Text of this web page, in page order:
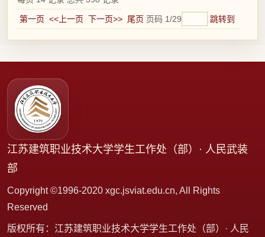
第一页 <<上一页 下一页>> 尾页 页码 1/29 跳转到
江苏建筑职业技术大学学生工作处（部）· 人民武装
部
Copyright ©1996-2020 xgc.jsviat.edu.cn, All Rights
Reserved
版权所有：江苏建筑职业技术大学学生工作处（部）· 人民